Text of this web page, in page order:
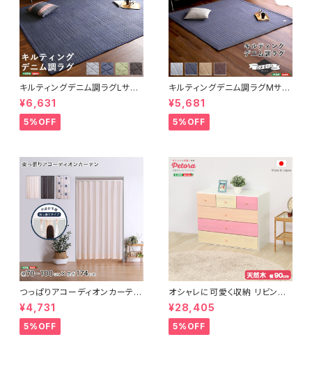
キルティングデニム調ラグLサイ
ズ(190x240cm)オールシーズ
ン、滑り止め付き、手洗い対応【D
erid-デリッド-】 DRG-L
¥6,631
5%OFF
キルティングデニム調ラグMサイ
ズ(185x185cm)オールシーズ
ン、滑り止め付き、手洗い対応【D
erid-デリッド-】 DRG-M
¥5,681
5%OFF
つっぱりアコーディオンカーテ
ン 100×174cm SH-16-TA
DC
¥4,731
5%OFF
オシャレに可愛く収納 リビング
用ローチェスト 4段 幅90cm
天然木（桐）日本製｜petora-
ペトラ- SH-08-PTR90
¥28,405
5%OFF